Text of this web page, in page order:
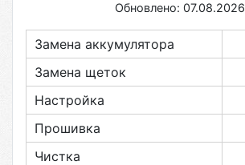
Обновлено: 07.08.2026
Замена аккумулятора
Замена щеток
Настройка
Прошивка
Чистка